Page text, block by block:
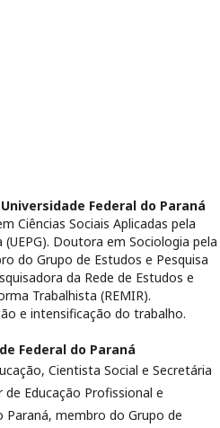
Universidade Federal do Paraná
Ciências Sociais Aplicadas pela
Doutora em Sociologia pela
do Grupo de Estudos e Pesquisa
da Rede de Estudos e
Trabalhista (REMIR).
e intensificação do trabalho.
Federal do Paraná
Cientista Social e Secretária
Educação Profissional e
Paraná, membro do Grupo de